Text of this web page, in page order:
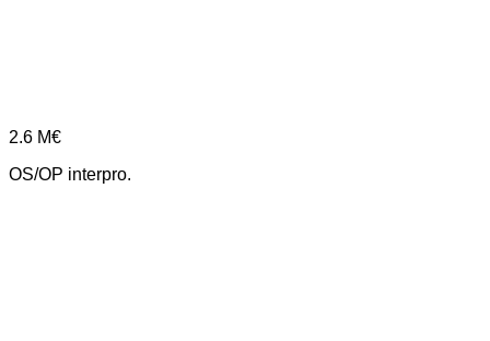
2.6 M€
OS/OP interpro.